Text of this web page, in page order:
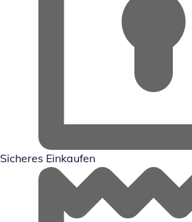
Sicheres Einkaufen